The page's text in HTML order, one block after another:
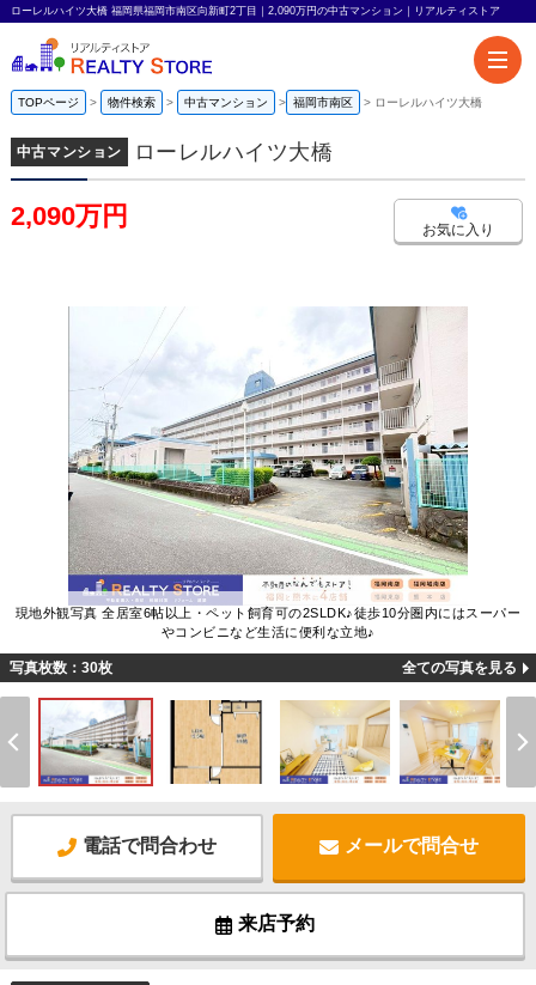
ローレルハイツ大橋 福岡県福岡市南区向新町2丁目｜2,090万円の中古マンション｜リアルティストア
TOPページ 物件検索 中古マンション 福岡市南区 ローレルハイツ大橋
中古マンション ローレルハイツ大橋
2,090万円 お気に入り
現地外観写真 全居室6帖以上・ペット飼育可の2SLDK♪徒歩10分圏内にはスーパー
やコンビニなど生活に便利な立地♪
写真枚数：30枚 全ての写真を見る
電話で問合わせ メールで問合せ
来店予約